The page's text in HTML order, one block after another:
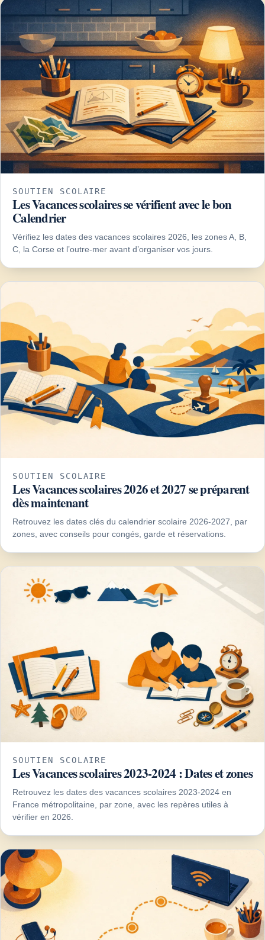
SOUTIEN SCOLAIRE
Les Vacances scolaires se vérifient avec le bon
Calendrier
Vérifiez les dates des vacances scolaires 2026, les zones A, B,
C, la Corse et l’outre-mer avant d’organiser vos jours.
SOUTIEN SCOLAIRE
Les Vacances scolaires 2026 et 2027 se préparent
dès maintenant
Retrouvez les dates clés du calendrier scolaire 2026-2027, par
zones, avec conseils pour congés, garde et réservations.
SOUTIEN SCOLAIRE
Les Vacances scolaires 2023-2024 : Dates et zones
Retrouvez les dates des vacances scolaires 2023-2024 en
France métropolitaine, par zone, avec les repères utiles à
vérifier en 2026.